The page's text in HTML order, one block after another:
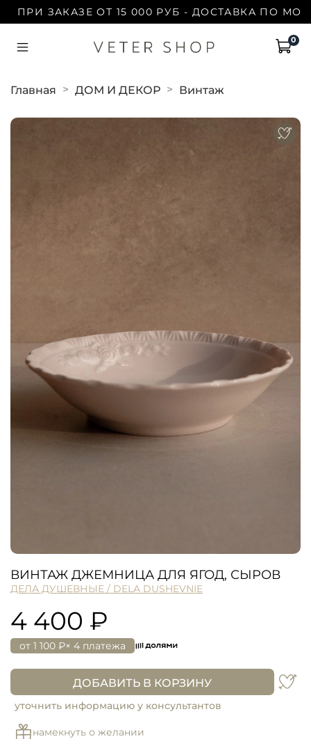
ЗАКАЗЕ ОТ 15 000 РУБ - ДОСТАВКА ПО
0
Главная ДОМ И ДЕКОР Винтаж
ВИНТАЖ ДЖЕМНИЦА ДЛЯ ЯГОД, СЫРОВ
ДЕЛА ДУШЕВНЫЕ / DELA DUSHEVNIE
4 400 ₽
от 1 100 ₽× 4 платежа
ДОБАВИТЬ В КОРЗИНУ
уточнить информацию у консультантов
намекнуть о желании